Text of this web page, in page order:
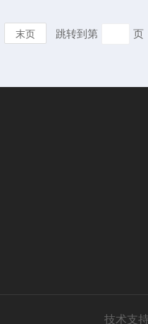
常建议存放在2-8摄氏度的
末页 跳转到第 页
技术支持